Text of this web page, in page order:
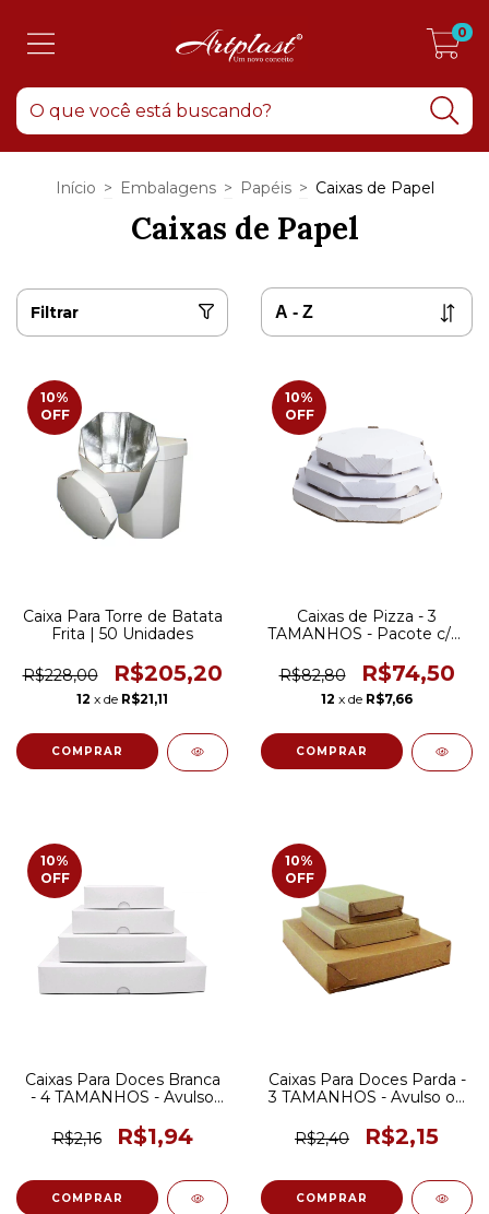
0
Início > Embalagens > Papéis > Caixas de Papel
Caixas de Papel
Filtrar
10%
OFF
Caixa Para Torre de Batata
Frita | 50 Unidades
R$228,00 R$205,20
12 x de R$21,11
10%
OFF
Caixas de Pizza - 3
TAMANHOS - Pacote c/25
R$82,80
R$74,50
12 x de R$7,66
COMPRAR
10%
OFF
Caixas Para Doces Branca
- 4 TAMANHOS - Avulso
R$2,16
R$1,94
COMPRAR
10%
OFF
Caixas Para Doces Parda -
3 TAMANHOS - Avulso ou
R$2,40
R$2,15
COMPRAR